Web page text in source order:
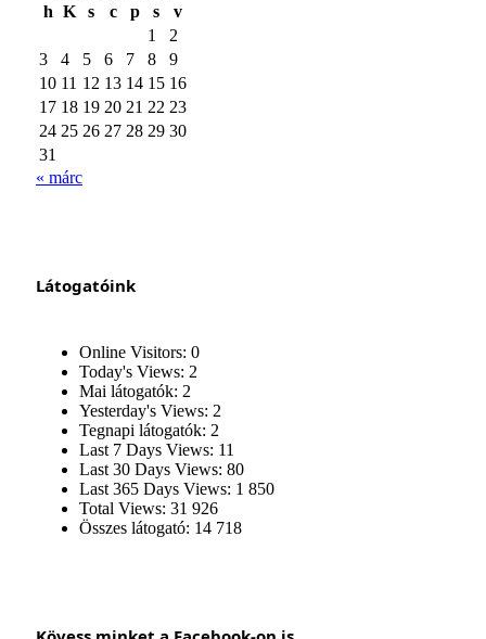
h K s c p s
v
1
2
3
4 5 6 7 8
9
10 11 12 13 14 15 16
17 18 19 20 21 22 23
24 25 26 27 28 29 30
31
« márc
Látogatóink
Online Visitors: 0
Today's Views: 2
Mai látogatók: 2
Yesterday's Views: 2
Tegnapi látogatók: 2
Last 7 Days Views: 11
Last 30 Days Views: 80
Last 365 Days Views: 1 850
Total Views: 31 926
Összes látogató: 14 718